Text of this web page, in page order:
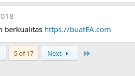
berkualitas https.//buatEA.com
5 of 17 Next